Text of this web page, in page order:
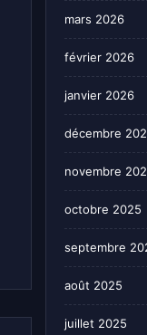
mars 2026
février 2026
janvier 2026
décembre
novembre
octobre 2025
septembre
août 2025
juillet 2025